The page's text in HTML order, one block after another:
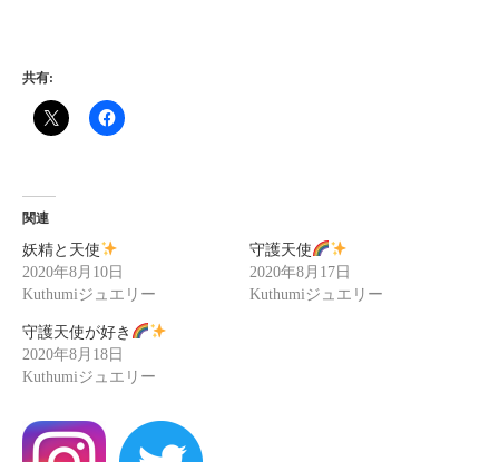
共有:
関連
妖精と天使
2020年8月10日
Kuthumiジュエリー
守護天使
2020年8月17日
Kuthumiジュエリー
守護天使が好き
2020年8月18日
Kuthumiジュエリー